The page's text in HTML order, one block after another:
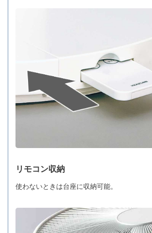
リモコン収納
使わないときは台座に収納可能。